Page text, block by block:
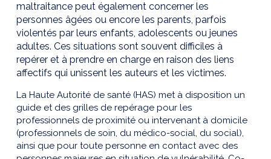
maltraitance peut également concerner les
personnes âgées ou encore les parents, parfois
violentés par leurs enfants, adolescents ou jeunes
adultes. Ces situations sont souvent difficiles à
repérer et à prendre en charge en raison des liens
affectifs qui unissent les auteurs et les victimes.
La Haute Autorité de santé (HAS) met à disposition un
guide et des grilles de repérage pour les
professionnels de proximité ou intervenant à domicile
(professionnels de soin, du médico-social, du social),
ainsi que pour toute personne en contact avec des